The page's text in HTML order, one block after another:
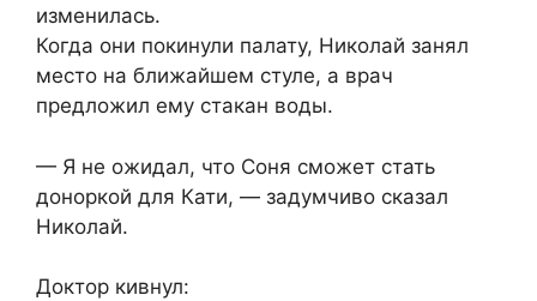
изменилась.
Когда они покинули палату, Николай занял
место на ближайшем стуле, а врач
предложил ему стакан воды.
— Я не ожидал, что Соня сможет стать
доноркой для Кати, — задумчиво сказал
Николай.
Доктор кивнул: